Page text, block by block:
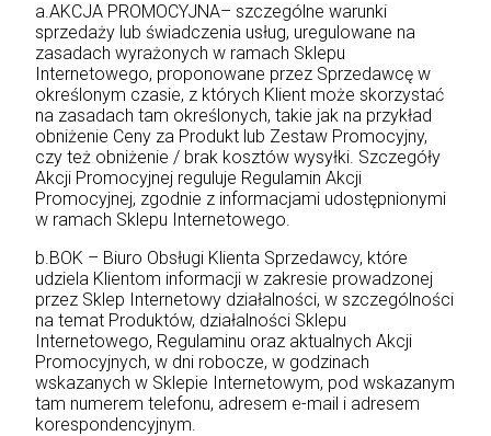
a.AKCJA PROMOCYJNA– szczególne warunki
sprzedaży lub świadczenia usług, uregulowane na
zasadach wyrażonych w ramach Sklepu
Internetowego, proponowane przez Sprzedawcę w
określonym czasie, z których Klient może skorzystać
na zasadach tam określonych, takie jak na przykład
obniżenie Ceny za Produkt lub Zestaw Promocyjny,
czy też obniżenie / brak kosztów wysyłki. Szczegóły
Akcji Promocyjnej reguluje Regulamin Akcji
Promocyjnej, zgodnie z informacjami udostępnionymi
w ramach Sklepu Internetowego.
b.BOK – Biuro Obsługi Klienta Sprzedawcy, które
udziela Klientom informacji w zakresie prowadzonej
przez Sklep Internetowy działalności, w szczególności
na temat Produktów, działalności Sklepu
Internetowego, Regulaminu oraz aktualnych Akcji
Promocyjnych, w dni robocze, w godzinach
wskazanych w Sklepie Internetowym, pod wskazanym
tam numerem telefonu, adresem e-mail i adresem
korespondencyjnym.